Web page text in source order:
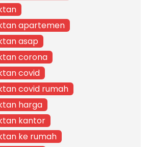
apartemen
asap
corona
covid
covid rumah
harga
kantor
ke rumah